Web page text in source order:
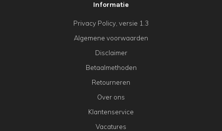
Informatie
Privacy Policy, versie 1.3
Algemene voorwaarden
Disclaimer
Betaalmethoden
Retourneren
Over ons
Klantenservice
Vacatures